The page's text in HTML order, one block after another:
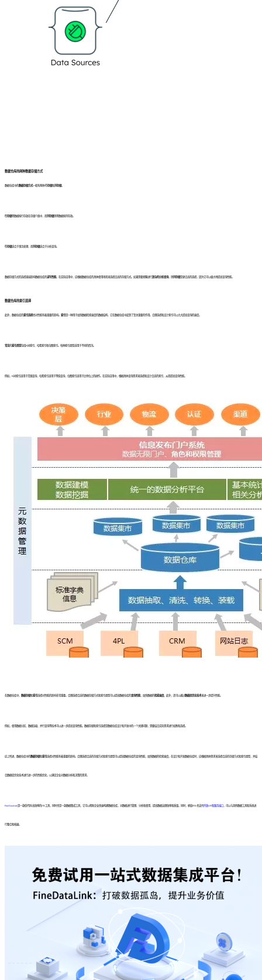
数据仓库的两种数据存储方式
数据仓库中的 数据存储方式一般有两种:行存储和 列存储。
行存储将数据按行存放在存储介质中，而 列存储则将数据按列存放。
行存储适合于事务处理，而 列存储适合于分析查询。
数据存储方式的选择直接影响数据仓库的读写性能。在实际应用中，应根据数据仓库的具体使用场景来选择合适的存储方式。如果需要频繁进行 复杂的分析查询，则 列存储是更合适的选择，因为它可以极大地提高查询性能。
数据仓库的索引选择
此外，数据仓库的索引选择也对性能有着重要的影响。 索引 是一种用于加快数据检索速度的数据结构，它在数据仓库中起到了至关重要的作用。合理选择和设计索引可以大大提高查询的速度。
常见 的索引类型包括B树索引、哈希索引和位图索引。每种索引类型适用于不同的情况。
例如，B树索引适用于范围查询，哈希索引适用于等值查询，位图索引适用于比特位上的操作。在实际应用中，根据具体查询需求来选择和设计合适的索引，从而提高查询性能。
在数据仓库中， 数据存储和 索引 选择对性能的影响非常重要。合理选择合适的数据存储方式和索引类型可以提高数据仓库的查询性能，加快数据的检索速度。此外，还可以通过 数据库优化技术 来进一步提升性能。
例如，使用数据分区、数据压缩、并行查询等技术可以进一步提高查询性能。数据存储和索引选择是数据仓库设计和开发中的一个关键问题，需要结合实际需求进行权衡和选择。
综上所述，数据仓库中的 数据存储和 索引 选择对性能有着重要的影响。合理选择合适的存储方式和索引类型可以提高数据仓库的查询性能，加快数据的检索速度。在设计和开发数据仓库时，应根据具体需求来选择合适的存储方式和索引类型，并结
合数据库优化技术进行进一步的性能优化，以满足企业对数据分析和决策的需求。
FineDataLink是一款低代码/高效率的ETL工具，同时也是一款数据集成工具，它可以帮助企业快速构建数据仓库，对数据进行管理、分析和使用，提高数据治理效率和质量。同时，帆软FDL也支持开放API和服务接口 ，可以与其他数据工具和系统进
行整合和拓展。